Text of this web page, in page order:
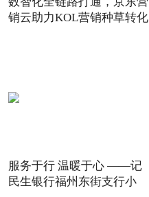
销云助力KOL营销种草转化
服务于行 温暖于心 ——记
民生银行福州东街支行小